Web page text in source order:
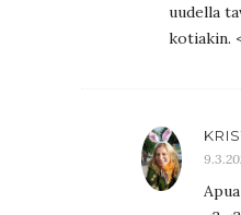
uudella
kotiakin.